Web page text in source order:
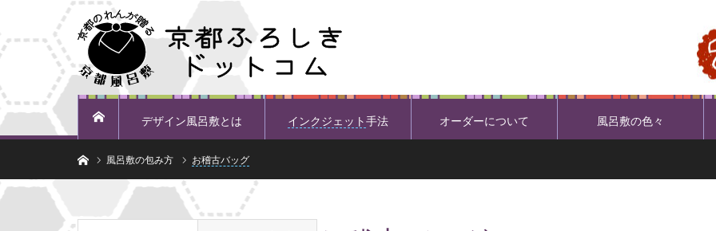
ホーム
デザイン風呂敷とは インクジェット手法 オーダーについて 風呂敷の色々
ホーム風呂敷の包み方 お稽古バッグ